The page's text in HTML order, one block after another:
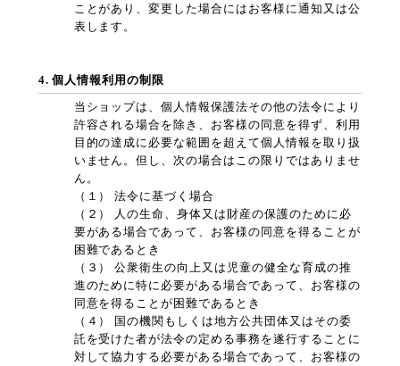
ことがあり、変更した場合にはお客様に通知又は公
表します。
4. 個人情報利用の制限
当ショップは、個人情報保護法その他の法令により
許容される場合を除き、お客様の同意を得ず、利用
目的の達成に必要な範囲を超えて個人情報を取り扱
いません。但し、次の場合はこの限りではありませ
ん。
（１） 法令に基づく場合
（２） 人の生命、身体又は財産の保護のために必
要がある場合であって、お客様の同意を得ることが
困難であるとき
（３） 公衆衛生の向上又は児童の健全な育成の推
進のために特に必要がある場合であって、お客様の
同意を得ることが困難であるとき
（４） 国の機関もしくは地方公共団体又はその委
託を受けた者が法令の定める事務を遂行することに
対して協力する必要がある場合であって、お客様の